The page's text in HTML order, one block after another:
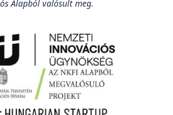
Alapból valósult meg.